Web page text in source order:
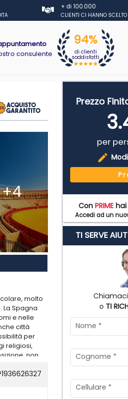
+ di 100.000
CLIENTI CI HANNO SCELTO
consulente
94%
di clienti
soddisfatti
+4
molto
Spagna
e nelle
città
per
religiosi,
non
penisola
Prezzo
per
edit
ConPRIME
Accedi ad un
TI SERVE
o TI
Nome *
Cognome *
Cellulare *